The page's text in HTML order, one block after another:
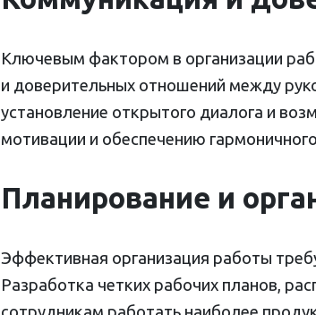
Ключевым фактором в организации
и доверительных отношений между
установление открытого диалога и
мотивации и обеспечению
Планирование и
Эффективная организация работы
Разработка четких рабочих планов,